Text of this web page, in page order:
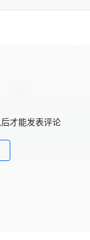
才能发表评论